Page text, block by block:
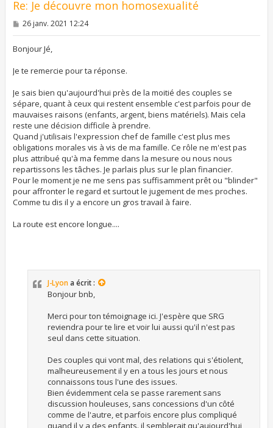
Re: Je découvre mon homosexualité
M
s
e
26 janv. 2021 12:24
Bonjour Jé,
Je te remercie pour ta réponse.
Je sais bien qu'aujourd'hui près de la moitié des couples se
sépare, quant à ceux qui restent ensemble c'est parfois pour de
mauvaises raisons (enfants, argent, biens matériels). Mais cela
reste une décision difficile à prendre.
Quand j'utilisais l'expression chef de famille c'est plus mes
obligations morales vis à vis de ma famille. Ce rôle ne m'est pas
plus attribué qu'à ma femme dans la mesure ou nous nous
repartissons les tâches. Je parlais plus sur le plan financier.
Pour le moment je ne me sens pas suffisamment prêt ou "blinder"
pour affronter le regard et surtout le jugement de mes proches.
Comme tu dis il y a encore un gros travail à faire.
La route est encore longue....
J-Lyon a écrit :
Bonjour bnb,
Merci pour ton témoignage ici. J'espère que SRG
reviendra pour te lire et voir lui aussi qu'il n'est pas
seul dans cette situation.
Des couples qui vont mal, des relations qui s'étiolent,
malheureusement il y en a tous les jours et nous
connaissons tous l'une des issues.
Bien évidemment cela se passe rarement sans
discussion houleuses, sans concessions d'un côté
comme de l'autre, et parfois encore plus compliqué
quand il y a des enfants. il semblerait qu'aujourd'hui